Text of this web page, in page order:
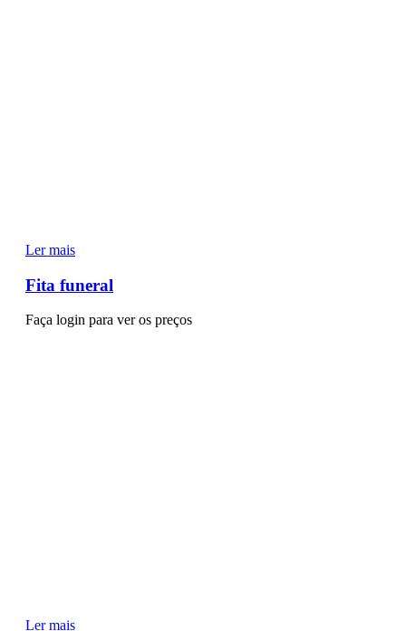
Ler mais
Fita funeral
Faça login para ver os preços
Ler mais